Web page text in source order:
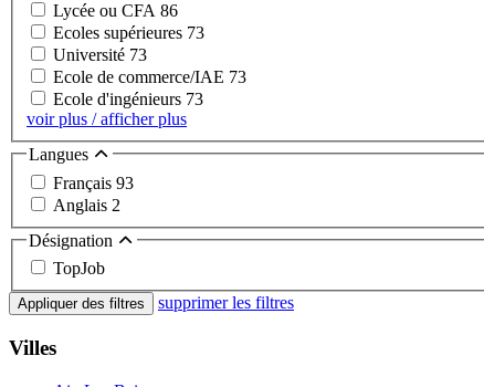
Lycée ou CFA 86
Ecoles supérieures 73
Université 73
Ecole de commerce/IAE 73
Ecole d'ingénieurs 73
voir plus / afficher plus
Langues
Français 93
Anglais 2
Désignation
TopJob
Appliquer des filtres supprimer les filtres
Villes